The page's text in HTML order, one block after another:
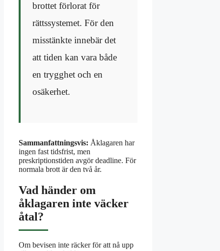
brottet förlorat för
rättssystemet. För den
misstänkte innebär det
att tiden kan vara både
en trygghet och en
osäkerhet.
Sammanfattningsvis: Åklagaren har
ingen fast tidsfrist, men
preskriptionstiden avgör deadline. För
normala brott är den två år.
Vad händer om
åklagaren inte väcker
åtal?
Om bevisen inte räcker för att nå upp